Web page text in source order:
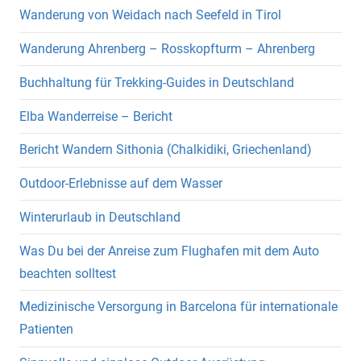
Wanderung von Weidach nach Seefeld in Tirol
Wanderung Ahrenberg – Rosskopfturm – Ahrenberg
Buchhaltung für Trekking-Guides in Deutschland
Elba Wanderreise – Bericht
Bericht Wandern Sithonia (Chalkidiki, Griechenland)
Outdoor-Erlebnisse auf dem Wasser
Winterurlaub in Deutschland
Was Du bei der Anreise zum Flughafen mit dem Auto
beachten solltest
Medizinische Versorgung in Barcelona für internationale
Patienten